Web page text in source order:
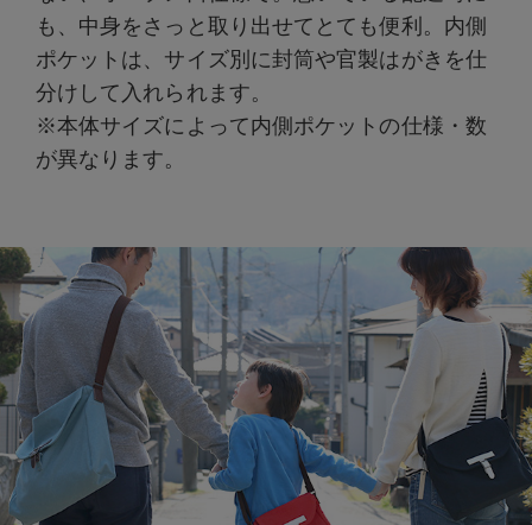
も、中身をさっと取り出せてとても便利。内側
ポケットは、サイズ別に封筒や官製はがきを仕
分けして入れられます。
※本体サイズによって内側ポケットの仕様・数
が異なります。